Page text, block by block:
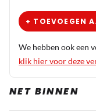
+ TOEVOEGEN
We hebben ook een
klik hier voor deze
NET BINNEN